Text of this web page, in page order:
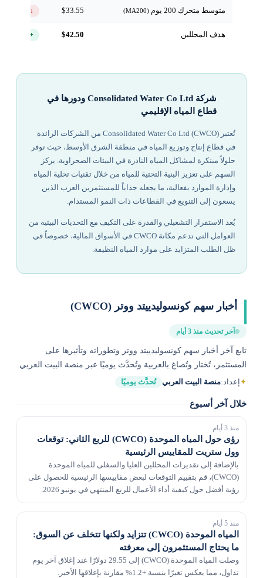
متوسط متحرك 200 يوم $33.55 ↓ تحت
هدف المحللين $42.50
+39.2%
شركة Consolidated Water Co Ltd ودورها في
قطاع المياه الإقليمي
تُعتبر Consolidated Water Co Ltd (CWCO) من الشركات الرائدة
في قطاع إنتاج وتوزيع المياه في منطقة الشرق الأوسط، حيث توفر
حلولاً مبتكرة لمشاكل المياه النادرة في البيئات الصحراوية. يركز
السهم على تعزيز البنية التحتية للمياه من خلال تقنيات تحلية المياه
وإدارة الموارد بفعالية، ما يجعله جذاباً للمستثمرين العرب الذين
يسعون إلى التنويع في القطاعات ذات النمو المستدام.
يُعد الاستقرار التشغيلي والقدرة على التكيف مع التحديات البيئية من
العوامل التي تدعم مكانة CWCO في الأسواق المالية، خصوصاً في
ظل الطلب المتزايد على موارد المياه النظيفة.
أخبار سهم كونسوليدييتد ووتر (CWCO)
آخر تحديث منذ 3 أيام
تابع آخر أخبار سهم كونسوليدييتد ووتر وتطوراته وتأثيرها على
المستثمر، تُختار وتُصاغ بالعربية وتُحدَّث يوميًا عبر منصة البيت العربي.
✦إعداد:منصة البيت العربي تُحدَّث يوميًا
خلال آخر أسبوع
منذ 3 أيام
رؤى حول المياه الموحدة (CWCO) للربع الثاني: توقعات
وول ستريت للمقاييس الرئيسية
بالإضافة إلى تقديرات المحللين العليا والسفلى للمياه الموحدة
(CWCO)، قم بتقييم التوقعات لبعض مقاييسها الرئيسية للحصول على
رؤية أفضل حول كيفية أداء الأعمال للربع المنتهي في يونيو 2026.
منذ 5 أيام
المياه الموحدة (CWCO) تتزايد ولكنها تتخلف عن السوق:
ما يحتاج المستثمرون إلى معرفته
وصلت المياه الموحدة (CWCO) إلى 29.55 دولارًا عند إغلاق آخر يوم
تداول، مما يعكس تغيرًا بنسبة +1.2% مقارنة بإغلاقها الأخير.